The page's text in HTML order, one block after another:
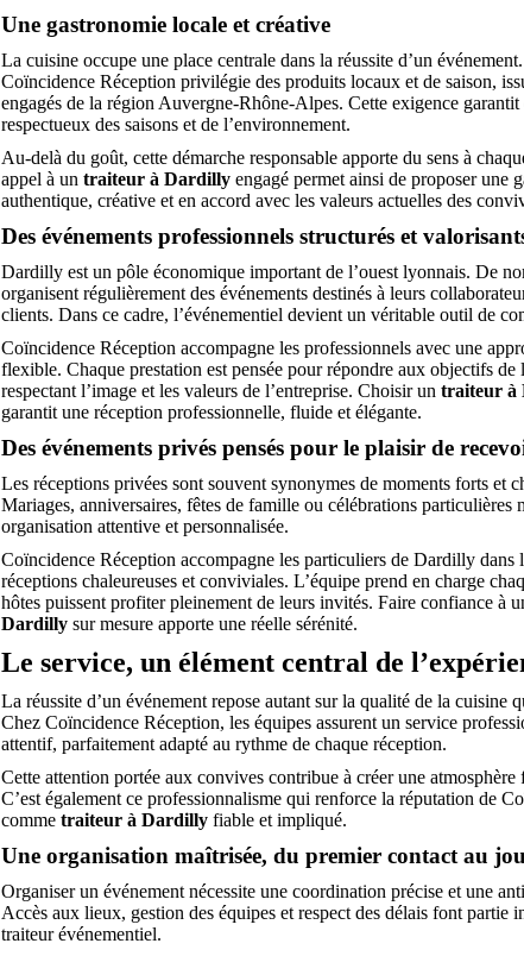
Une gastronomie locale et créative
La cuisine occupe une place centrale dans la réussite d’un
Coïncidence Réception privilégie des produits locaux et de saison,
engagés de la région Auvergne-Rhône-Alpes. Cette exigence garantit
respectueux des saisons et de l’environnement.
Au-delà du goût, cette démarche responsable apporte du sens à
appel à un traiteur à Dardilly engagé permet ainsi de proposer une
authentique, créative et en accord avec les valeurs actuelles des
Des événements professionnels structurés et
Dardilly est un pôle économique important de l’ouest lyonnais. De
organisent régulièrement des événements destinés à leurs
clients. Dans ce cadre, l’événementiel devient un véritable outil de
Coïncidence Réception accompagne les professionnels avec une
flexible. Chaque prestation est pensée pour répondre aux objectifs de
respectant l’image et les valeurs de l’entreprise. Choisir un traiteur à
garantit une réception professionnelle, fluide et élégante.
Des événements privés pensés pour le plaisir de
Les réceptions privées sont souvent synonymes de moments forts et
Mariages, anniversaires, fêtes de famille ou célébrations particulières
organisation attentive et personnalisée.
Coïncidence Réception accompagne les particuliers de Dardilly dans
réceptions chaleureuses et conviviales. L’équipe prend en charge
hôtes puissent profiter pleinement de leurs invités. Faire confiance à
Dardilly sur mesure apporte une réelle sérénité.
Le service, un élément central de
La réussite d’un événement repose autant sur la qualité de la cuisine
Chez Coïncidence Réception, les équipes assurent un service
attentif, parfaitement adapté au rythme de chaque réception.
Cette attention portée aux convives contribue à créer une atmosphère
C’est également ce professionnalisme qui renforce la réputation de
comme traiteur à Dardilly fiable et impliqué.
Une organisation maîtrisée, du premier contact au
Organiser un événement nécessite une coordination précise et une
Accès aux lieux, gestion des équipes et respect des délais font partie
traiteur événementiel.